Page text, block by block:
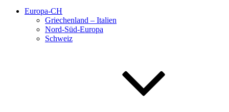
Europa-CH
Griechenland – Italien
Nord-Süd-Europa
Schweiz